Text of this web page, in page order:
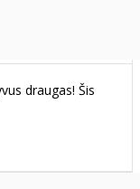
draugas! Šis